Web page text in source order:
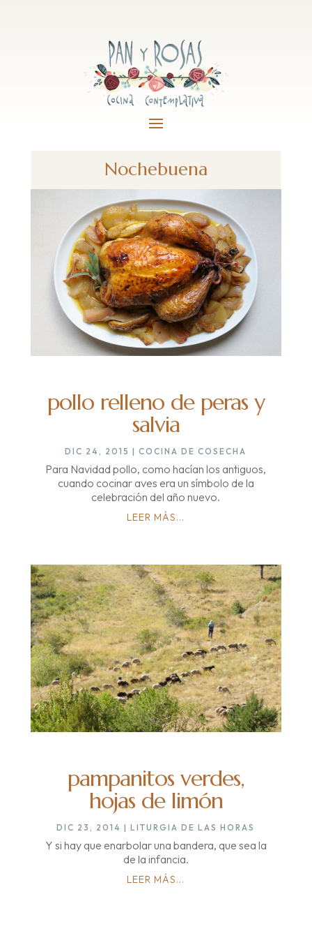
Nochebuena
pollo relleno de peras y
salvia
DIC 24, 2015 |COCINA DE COSECHA
Para Navidad pollo, como hacían los antiguos,
cuando cocinar aves era un símbolo de la
celebración del año nuevo.
LEER MÁS...
pampanitos verdes,
hojas de limón
DIC 23, 2014 |LITURGIA DE LAS HORAS
Y si hay que enarbolar una bandera, que sea la
de la infancia.
LEER MÁS...